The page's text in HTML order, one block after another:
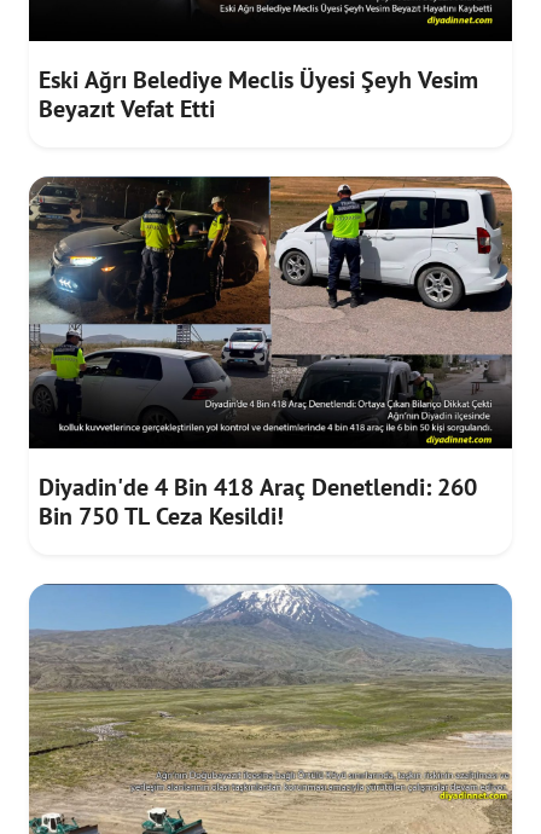
Eski Ağrı Belediye Meclis Üyesi Şeyh Vesim
Beyazıt Vefat Etti
Diyadin'de 4 Bin 418 Araç Denetlendi: 260
Bin 750 TL Ceza Kesildi!